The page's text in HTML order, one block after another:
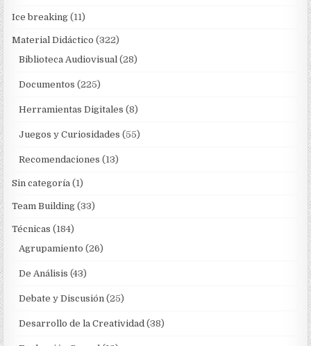
Ice breaking (11)
Material Didáctico (322)
Biblioteca Audiovisual (28)
Documentos (225)
Herramientas Digitales (8)
Juegos y Curiosidades (55)
Recomendaciones (13)
Sin categoría (1)
Team Building (33)
Técnicas (184)
Agrupamiento (26)
De Análisis (43)
Debate y Discusión (25)
Desarrollo de la Creatividad (38)